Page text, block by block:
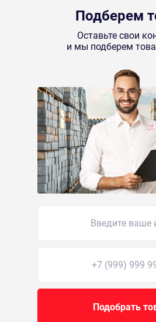
Подберем
Оставьте свои
и мы подберем
Подобрать